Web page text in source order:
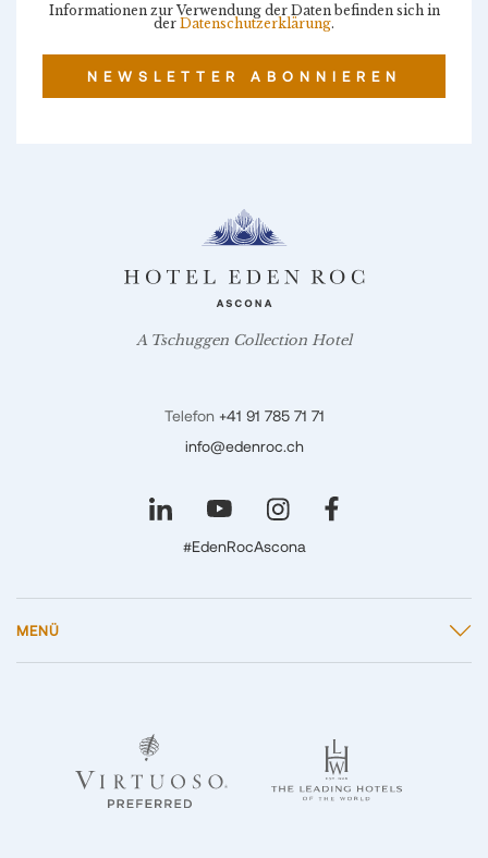
Informationen zur Verwendung der Daten befinden sich in
der Datenschutzerklärung.
NEWSLETTER ABONNIEREN
Telefon +41 91 785 71 71
info@edenroc.ch
A Tschuggen Collection Hotel
#EdenRocAscona
MENÜ